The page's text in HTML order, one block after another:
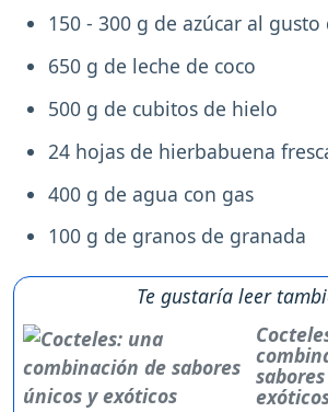
150 - 300 g de azúcar al gusto
650 g de leche de coco
500 g de cubitos de hielo
24 hojas de hierbabuena
400 g de agua con gas
100 g de granos de granada
Te gustaría leer